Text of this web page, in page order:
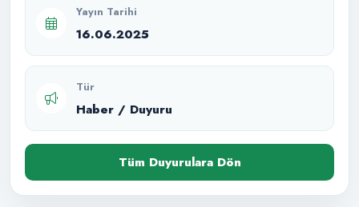
Yayın Tarihi
16.06.2025
Tür
Haber / Duyuru
Tüm Duyurulara Dön